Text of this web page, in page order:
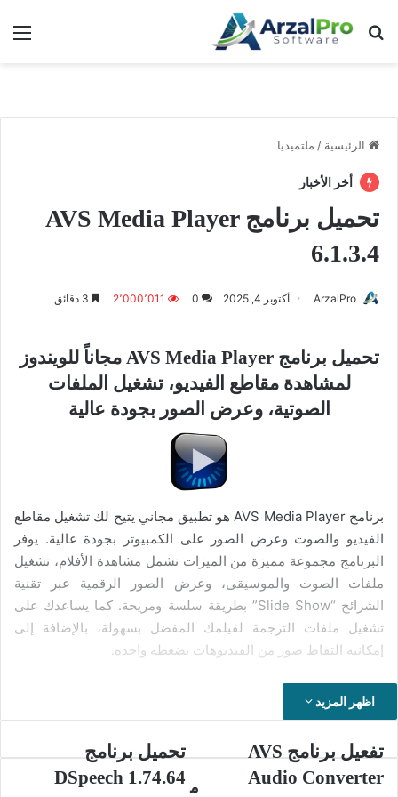
بحث عن
الرئيسية / ملتميديا
أخر الأخبار
تحميل برنامج AVS Media Player
6.1.3.4
ArzalPro أكتوبر 4, 2025 0 2٬000٬011
تحميل برنامج AVS Media Player مجاناً للويندوز
لمشاهدة مقاطع الفيديو، تشغيل الملفات
الصوتية، وعرض الصور بجودة عالية
برنامج AVS Media Player هو تطبيق مجاني يتيح لك تشغيل مقاطع
الفيديو والصوت وعرض الصور على الكمبيوتر بجودة عالية. يوفر
البرنامج مجموعة مميزة من الميزات تشمل مشاهدة الأفلام، تشغيل
ملفات الصوت والموسيقى، وعرض الصور الرقمية عبر تقنية
الشرائح “Slide Show” بطريقة سلسة ومريحة. كما يساعدك على
تشغيل ملفات الترجمة لفيلمك المفضل بسهولة، بالإضافة إلى
إمكانية التقاط صور من الفيديوهات بضغطة واحدة.
الاستخدام، مما يجعله خيارًا مثاليًا لتشغيل جميع صيغ الفيديو
وغيرها. يدعم البرنامج أيضًا تشغيل جميع صيغ الترجمة، بما في ذلك
صيغة SRT، مع إمكانية تخصيص إعدادات الترجمة على الشاشة مثل
اظهر المزيد
تفعيل
AVS
تفعيل برنامج AVS
Audio Converter
تحميل
DSpeech
تحميل برنامج
DSpeech 1.74.64 م